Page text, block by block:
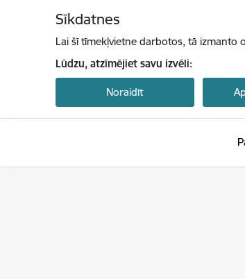
Sīkdatnes
Lai šī tīmekļvietne darbotos, tā izmanto
Lūdzu, atzīmējiet savu izvēli:
Noraidīt